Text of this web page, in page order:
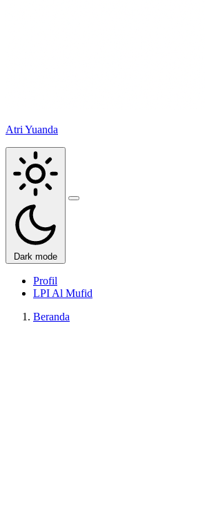
Atri Yuanda
Dark mode
Buka
Profil
LPI Al Mufid
Beranda